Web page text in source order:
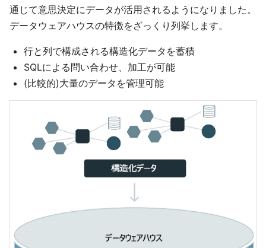
通じて意思決定にデータが活用されるようになりました。
データウェアハウスの特徴をざっくり列挙します。
行と列で構成される構造化データを蓄積
SQLによる問い合わせ、加工が可能
(比較的)大量のデータを管理可能